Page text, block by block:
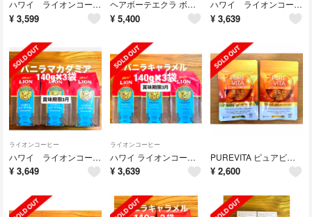
ハワイ ライオンコーヒー フレーバーコーヒー／バニラマカダミア140g(粉)3袋
¥ 3,599
ヘアボーテエクラ ボタニカル エアカラーフォーム ／ダークブラウン 2本
¥ 5,400
ハワイ ライオンコーヒー フレーバーコーヒー／バニラマカダミア140g(粉)3袋
¥ 3,639
ライオンコーヒー
ハワイ ライオンコーヒー フレーバーコーヒー／バニラマカダミア140g(粉)3袋
¥ 3,649
ライオンコーヒー
ハワイ ライオンコーヒー フレーバーコーヒー／バニラキャラメル140g(粉)3袋
¥ 3,639
PUREVITA ピュアビタ 還元型コエンザイムQ10 30日分✖︎ 2袋
¥ 2,600